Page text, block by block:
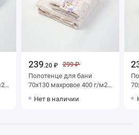
239.20 ₽ 299 ₽
Полотенце для бани
70х130 махровое 400 г/м2
мануфактура
Нет в наличии
70х130